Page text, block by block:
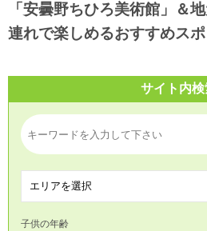
「安曇野ちひろ美術館」＆
連れで楽しめるおすすめスポ
サイト内検
子供の年齢